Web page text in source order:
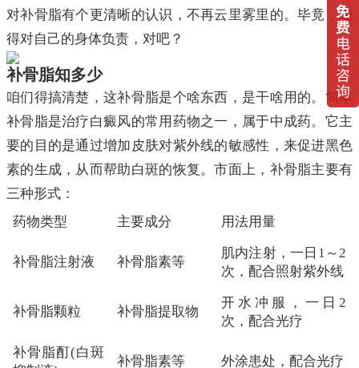
对补骨脂有个更清晰的认识，不再云里雾里的。毕竟，咱
得对自己的身体负责，对吧？
补骨脂知多少
咱们得搞清楚，这补骨脂是个啥东西，是干啥用的。简单
补骨脂是治疗白癜风的常用药物之一，属于中成药。它主
要的目的是通过增加皮肤对紫外线的敏感性，来促进黑色
素的生成，从而帮助白斑的恢复。市面上，补骨脂主要有
三种形式：
药物类型
主要成分 用法用量
补骨脂注射液 补骨脂素等
肌内注射，一日1～2
次，配合照射紫外线
补骨脂颗粒 补骨脂提取物
开水冲服，一日2
次，配合光疗
补骨脂酊(白斑
补骨脂素等 外涂患处，配合光疗